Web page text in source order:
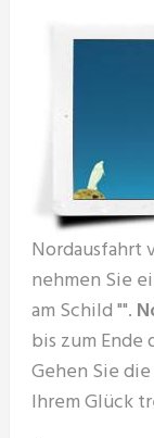
Nordausfahrt
nehmen Sie
am Schild "".
bis zum Ende
Gehen Sie
Ihrem Glück